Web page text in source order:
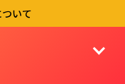
いて